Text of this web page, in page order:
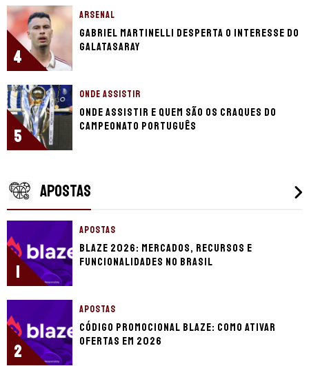
4
ARSENAL
Gabriel Martinelli desperta o interesse do
Galatasaray
5
ONDE ASSISTIR
Onde assistir e quem são os craques do
Campeonato Português
APOSTAS
1
APOSTAS
Blaze 2026: mercados, recursos e
funcionalidades no Brasil
2
APOSTAS
Código promocional Blaze: como ativar
ofertas em 2026